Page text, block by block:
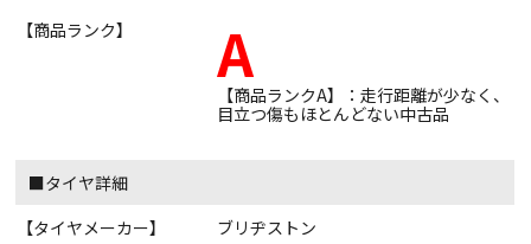
【商品ランク】 A
【商品ランクA】：走行距離が少なく、
目立つ傷もほとんどない中古品
■タイヤ詳細
【タイヤメーカー】
ブリヂストン